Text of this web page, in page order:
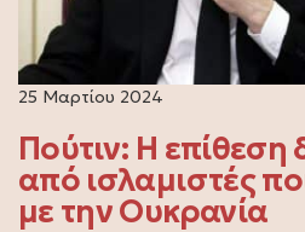
25 Μαρτίου 2024
Πούτιν: Η επίθεση
από ισλαμιστές
με την Ουκρανία